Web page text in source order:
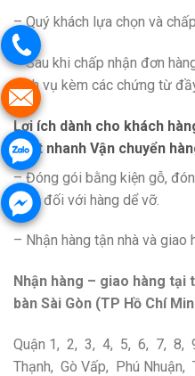
– Quý khách lựa chọn và
– Sau khi chấp nhận đơn
dịch vụ kèm các chứng từ
Lợi ích dành cho khách
phát nhanh Vận chuyển
– Đóng gói bằng kiện gỗ,
toàn đối với hàng dể vỡ.
– Nhận hàng tận nhà và giao
Nhận hàng – giao hàng tại
bàn Sài Gòn (TP Hồ Chí
Quận 1, 2, 3, 4, 5, 6, 7, 8,
Thạnh, Gò Vấp, Phú Nhuận,